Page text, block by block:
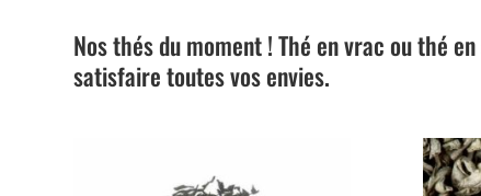
Nos thés du moment ! Thé en vrac ou thé
satisfaire toutes vos envies.